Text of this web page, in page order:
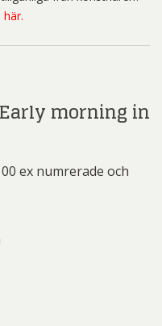
här.
morning in
ex numrerade och